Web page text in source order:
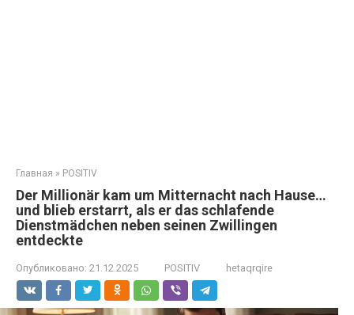
Главная » POSITIV
Der Millionär kam um Mitternacht nach Hause…
und blieb erstarrt, als er das schlafende
Dienstmädchen neben seinen Zwillingen
entdeckte
Опубликовано: 21.12.2025 POSITIV hetaqrqire